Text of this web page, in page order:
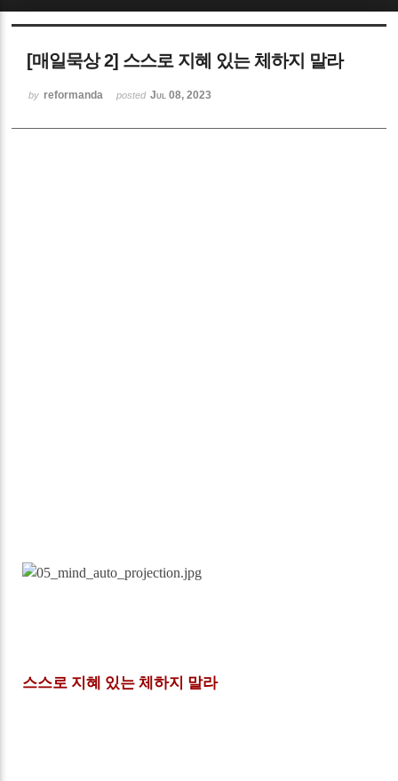
[매일묵상 2] 스스로 지혜 있는 체하지 말라
by reformanda posted Jul 08, 2023
스스로 지혜 있는 체하지 말라
Sketchbook5, 스케치북5